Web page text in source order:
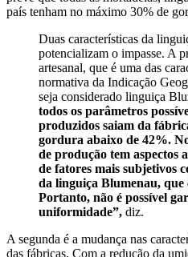
país tenham no máximo 30% de
Duas características da
potencializam o impasse. A
artesanal, que é uma das
normativa da Indicação
seja considerado linguiça
todos os parâmetros
produzidos saiam da
gordura abaixo de 42%.
de produção tem aspectos
de fatores mais subjetivos
da linguiça Blumenau,
Portanto, não é possível
uniformidade”, diz.
A segunda é a mudança nas
das fábricas. Com a redução da